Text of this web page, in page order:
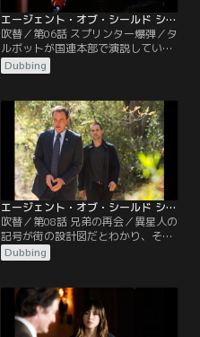
エージェント・オブ・シールド シーズン2 第06話／吹替【MARVEL】
吹替／第06話 スプリンター爆弾／タ
ルボットが国連本部で演説している
ところに、ヒドラのスカーロッティ
率いる武装集団がシールドを名乗っ
が死亡、負傷者は数十名に登った。
ホワイトホールがシールドに新たな
汚名を着せ世界中を敵に回そうとし
ていることを悟ったコールソンは、
そのもくろみを阻止すべく動き出
す。
Dubbing
エージェント・オブ・シールド シーズン2 第08話／吹替【MARVEL】
吹替／第08話 兄弟の再会／異星人の
記号が街の設計図だとわかり、その
街を探すためにコールソンはスカ
イ、フィッツ、トリプレットを連れ
てオアフ島の空軍基地のシステムを
ダウンさせる準備を整えると、次は
オーストラリアへ。街を見つけるの
Dubbing